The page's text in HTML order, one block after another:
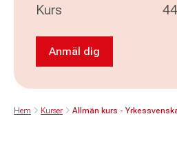
Kurs
44
Anmäl dig till
Anmäl dig
Hem Kurser Allmän kurs -